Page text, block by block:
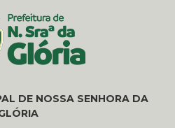
DE NOSSA SENHORA DA